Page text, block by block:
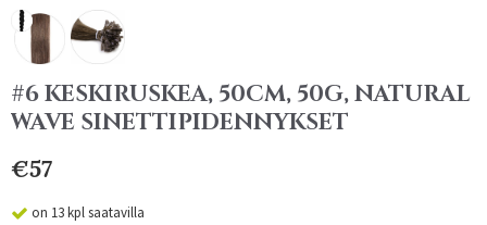
#6 KESKIRUSKEA, 50CM, 50G, NATURAL
WAVE SINETTIPIDENNYKSET
€57
on 13 kpl saatavilla